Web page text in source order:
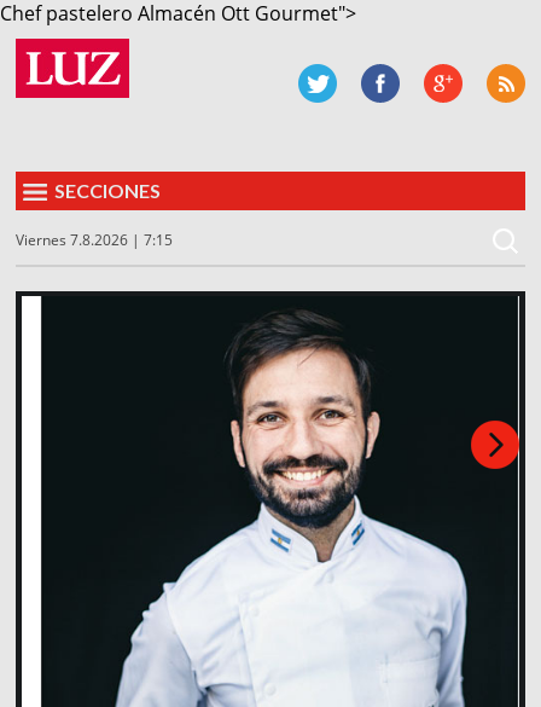
Chef pastelero Almacén Ott Gourmet">
SECCIONES
Viernes 7.8.2026 | 7:15